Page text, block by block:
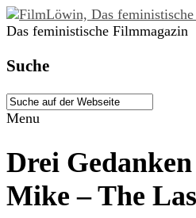
Das feministische Filmmagazin
Suche
Menu
Drei
Mike – The